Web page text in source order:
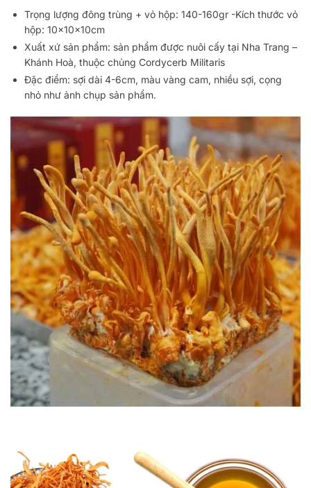
Trọng lượng đông trùng + vỏ hộp: 140-160gr -Kích thước vỏ
hộp: 10x10x10cm
Xuất xứ sản phẩm: sản phẩm được nuôi cấy tại Nha Trang –
Khánh Hoà, thuộc chủng Cordycerb Militaris
Đặc điểm: sợi dài 4-6cm, màu vàng cam, nhiều sợi, cọng
nhỏ như ảnh chụp sản phẩm.